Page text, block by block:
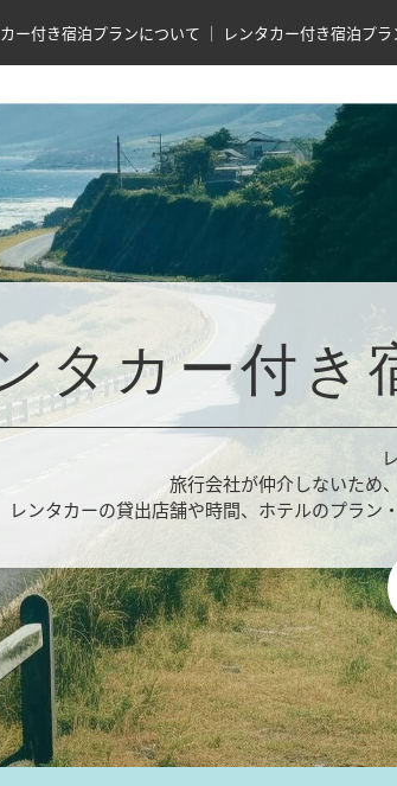
ー付き宿泊プランについて レンタカー付き宿泊プラ
タカー付き
旅行会社が仲介しないため
レンタカーの貸出店舗や時間、ホテルのプラン